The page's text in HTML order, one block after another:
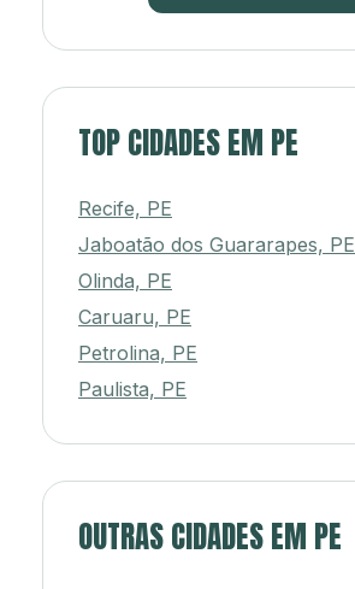
TOP CIDADES EM PE
Recife, PE
Jaboatão dos Guararapes, PE
Olinda, PE
Caruaru, PE
Petrolina, PE
Paulista, PE
OUTRAS CIDADES EM PE